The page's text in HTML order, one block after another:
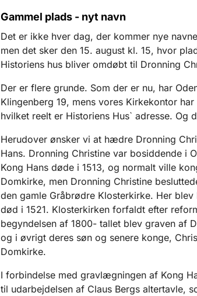
Gammel plads - nyt navn
Det er ikke hver dag, der kommer nye
men det sker den 15. august kl. 15, hvor
Historiens hus bliver omdøbt til Dronning
Der er flere grunde. Som der er nu, har
Klingenberg 19, mens vores Kirkekontor
hvilket reelt er Historiens Hus` adresse. Og
Herudover ønsker vi at hædre Dronning
Hans. Dronning Christine var bosiddende i
Kong Hans døde i 1513, og normalt ville
Domkirke, men Dronning Christine
den gamle Gråbrødre Klosterkirke. Her
død i 1521. Klosterkirken forfaldt efter
begyndelsen af 1800- tallet blev graven af
og i øvrigt deres søn og senere konge,
Domkirke.
I forbindelse med gravlægningen af Kong
til udarbejdelsen af Claus Bergs altertavle,